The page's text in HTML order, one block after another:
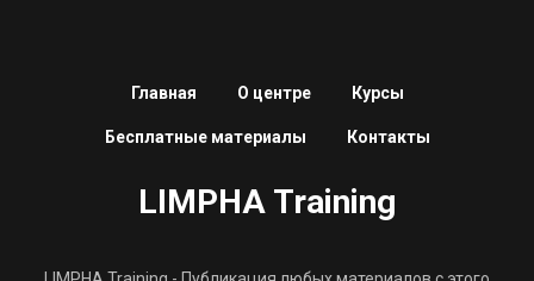
Главная О центре Курсы
Бесплатные материалы Контакты
LIMPHA Training